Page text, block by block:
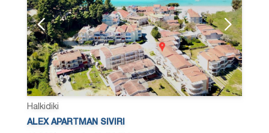
Halkidiki
ALEX APARTMAN SIVIRI